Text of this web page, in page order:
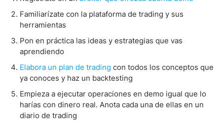
Familiarízate con la plataforma de trading y sus
herramientas
Pon en práctica las ideas y estrategias que vas
aprendiendo
Elabora un plan de trading con todos los conceptos que
ya conoces y haz un backtesting
Empieza a ejecutar operaciones en demo igual que lo
harías con dinero real. Anota cada una de ellas en un
diario de trading